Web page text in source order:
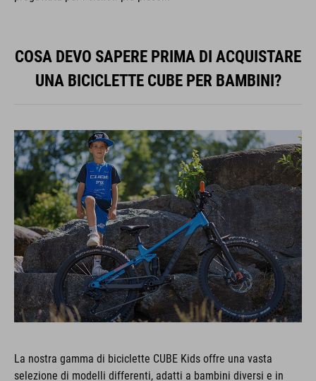
COSA DEVO SAPERE PRIMA DI ACQUISTARE
UNA BICICLETTE CUBE PER BAMBINI?
La nostra gamma di biciclette CUBE Kids offre una vasta
selezione di modelli differenti, adatti a bambini diversi e in